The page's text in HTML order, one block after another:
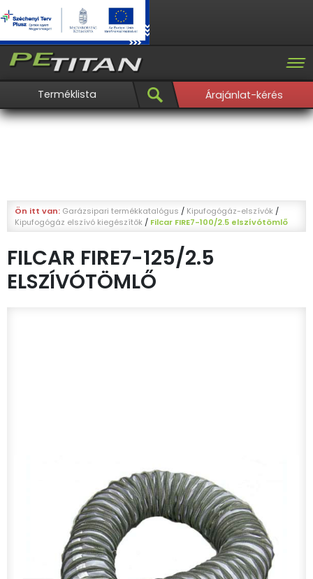
Terméklista Árajánlat-kérés
Ön itt van: Garázsipari termékkatalógus / Kipufogógáz-elszívók /
Kipufogógáz elszívó kiegészítők / Filcar FIRE7-100/2.5 elszívótömlő
FILCAR FIRE7-125/2.5
ELSZÍVÓTÖMLŐ